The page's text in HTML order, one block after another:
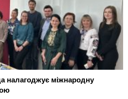
налагоджує міжнародну